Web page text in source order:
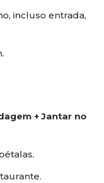
incluso entrada,
+ Jantar no